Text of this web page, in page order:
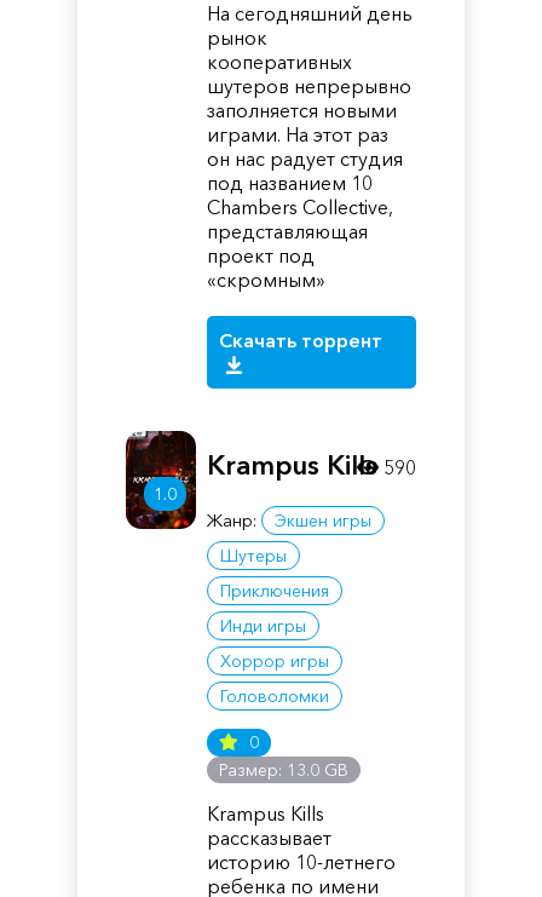
На сегодняшний день
рынок
кооперативных
шутеров непрерывно
заполняется новыми
играми. На этот раз
он нас радует студия
под названием 10
Chambers Collective,
представляющая
проект под
«скромным»
Скачать торрент
1.0
Krampus Kills
Жанр:
Экшен игры
Шутеры
Приключения
Инди игры
Хоррор игры
Головоломки
0
Размер: 13.0 GB
Krampus Kills
рассказывает
историю 10-летнего
ребенка по имени
590